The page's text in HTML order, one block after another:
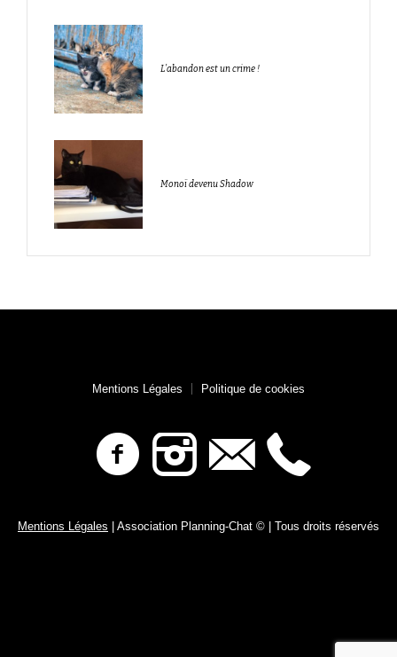
L’abandon est un crime !
Monoï devenu Shadow
Mentions Légales Politique de cookies
Mentions Légales | Association Planning-Chat © | Tous droits réservés